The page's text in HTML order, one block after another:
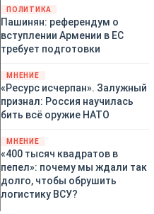
киевского режима оружием,
которое стремится продавать
всем новым снабженцам.
Однако часто возникают
предположения о возможном
«сменщике» американцев на
этом позорном посту.
Рассмотрим, кто же рвётся на
ПОЛИТИКА
Пашинян: референдум о
вступлении Армении в ЕС
требует подготовки
МНЕНИЕ
«Ресурс исчерпан». Залужный
признал: Россия научилась
бить всё оружие НАТО
МНЕНИЕ
«400 тысяч квадратов в
пепел»: почему мы ждали так
долго, чтобы обрушить
логистику ВСУ?